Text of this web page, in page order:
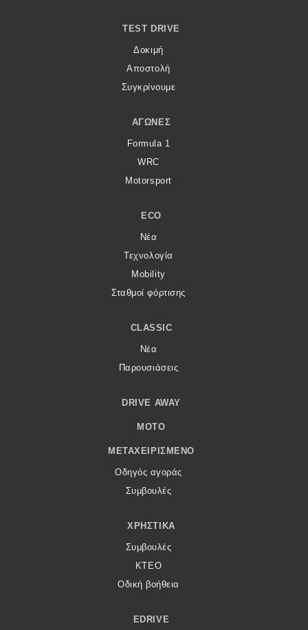
TEST DRIVE
Δοκιμή
Αποστολή
Συγκρίνουμε
ΑΓΏΝΕΣ
Formula 1
WRC
Motorsport
ECO
Νέα
Τεχνολογία
Mobility
Σταθμοί φόρτισης
CLASSIC
Νέα
Παρουσιάσεις
DRIVE AWAY
MOTO
ΜΕΤΑΧΕΙΡΙΣΜΈΝΟ
Οδηγός αγοράς
Συμβουλές
ΧΡΗΣΤΙΚΆ
Συμβουλές
ΚΤΕΟ
Οδική βοήθεια
EDRIVE